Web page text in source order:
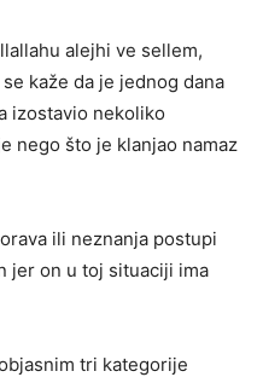
alejhi ve sellem,
kaže da je jednog dana
izostavio nekoliko
nego što je klanjao namaz
ili neznanja postupi
jer on u toj situaciji ima
tri kategorije